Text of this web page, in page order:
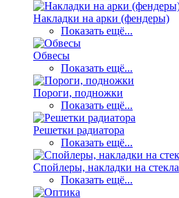
Накладки на арки (фендеры)
Показать ещё...
Обвесы
Показать ещё...
Пороги, подножки
Показать ещё...
Решетки радиатора
Показать ещё...
Спойлеры, накладки на стекла
Показать ещё...